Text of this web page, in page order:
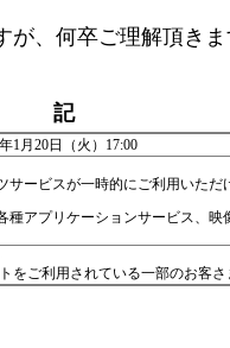
が、何卒ご理解頂き
記
1月20日（火）17:00
サービスが一時的にご利用いただ
種アプリケーションサービス、
をご利用されている一部のお客さ